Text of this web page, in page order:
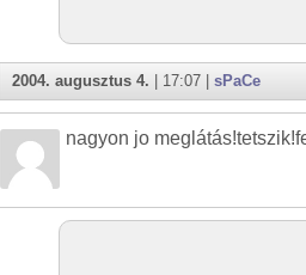
2004. augusztus 4. | 17:07 | sPaCe
nagyon jo